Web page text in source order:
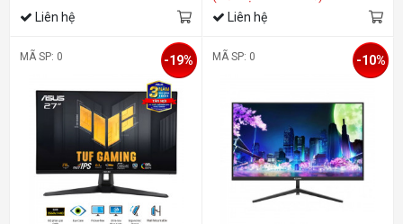
Liên hệ Liên hệ
MÃ SP: 0 -19% MÃ SP: 0 -10%